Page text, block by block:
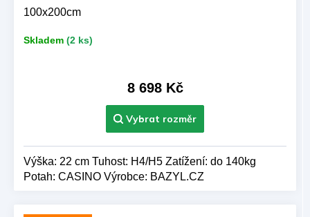
100x200cm
Skladem (2 ks)
8 698 Kč
Výška: 22 cm Tuhost: H4/H5 Zatížení: do 140kg
Potah: CASINO Výrobce: BAZYL.CZ